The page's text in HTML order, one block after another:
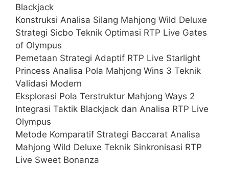
Blackjack
Konstruksi Analisa Silang Mahjong Wild Deluxe
Strategi Sicbo Teknik Optimasi RTP Live Gates
of Olympus
Pemetaan Strategi Adaptif RTP Live Starlight
Princess Analisa Pola Mahjong Wins 3 Teknik
Validasi Modern
Eksplorasi Pola Terstruktur Mahjong Ways 2
Integrasi Taktik Blackjack dan Analisa RTP Live
Olympus
Metode Komparatif Strategi Baccarat Analisa
Mahjong Wild Deluxe Teknik Sinkronisasi RTP
Live Sweet Bonanza